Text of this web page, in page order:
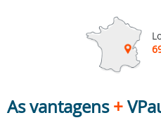
As vantagens+